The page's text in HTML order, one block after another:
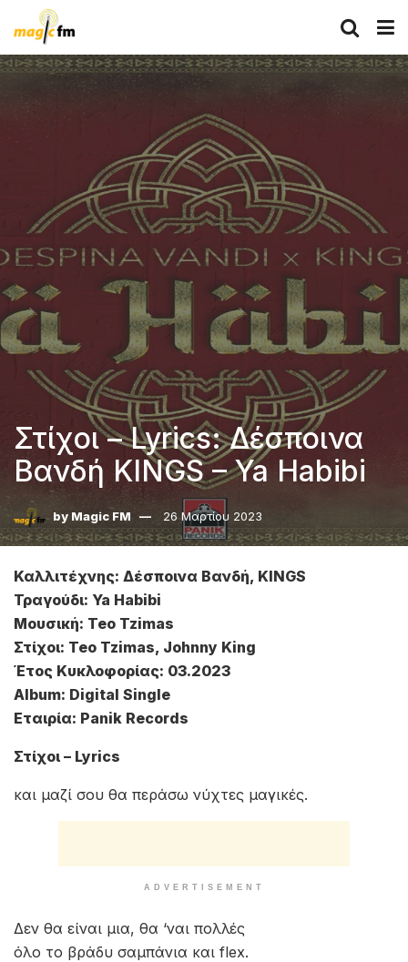
Στίχοι – Lyrics: Δέσποινα
Βανδή KINGS – Ya Habibi
by Magic FM 26 Μαρτίου 2023
Καλλιτέχνης: Δέσποινα Βανδή, KINGS
Τραγούδι: Ya Habibi
Μουσική: Teo Tzimas
Στίχοι: Teo Tzimas, Johnny King
Έτος Κυκλοφορίας: 03.2023
Album: Digital Single
Εταιρία: Panik Records
Στίχοι – Lyrics
και μαζί σου θα περάσω νύχτες μαγικές.
ADVERTISEMENT
Δεν θα είναι μια, θα ‘ναι πολλές
όλο το βράδυ σαμπάνια και flex.